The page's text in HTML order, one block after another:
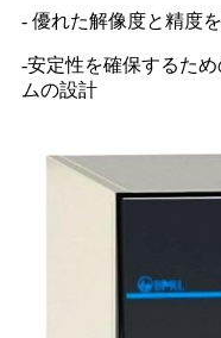
- 優れた解像度と精度
-安定性を確保するた
ムの設計